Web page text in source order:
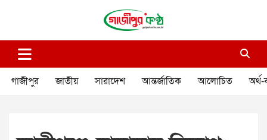
গাজীপুর কণ্ঠ
গাজীপুর জাতীয় সারাদেশ আন্তর্জাতিক আলোচিত অর্থ-